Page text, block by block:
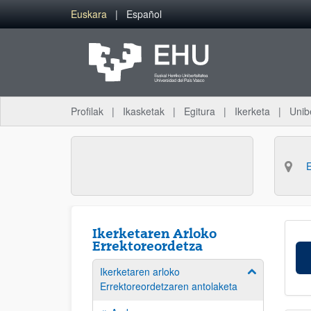
Eduki nagusira joan
Euskara Español
Profilak Ikasketak Egitura Ikerketa
Ikerketaren Arloko
Errektoreordetza
Ikerketaren arloko
Errektoreordetzaren antolaketa
Erakutsi/